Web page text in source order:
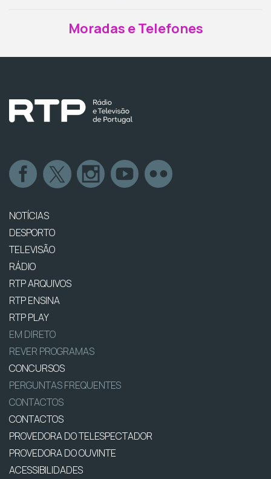
Moradas e Telefones
NOTÍCIAS
DESPORTO
TELEVISÃO
RÁDIO
RTP ARQUIVOS
RTP ENSINA
RTP PLAY
EM DIRETO
REVER PROGRAMAS
CONCURSOS
PERGUNTAS FREQUENTES
CONTACTOS
CONTACTOS
PROVEDORA DO TELESPECTADOR
PROVEDORA DO OUVINTE
ACESSIBILIDADES